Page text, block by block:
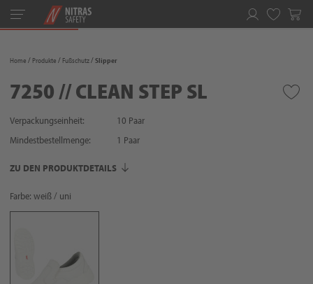
Toggle
navigation
Home Produkte Fußschutz Slipper
7250 // CLEAN STEP SL
Verpackungseinheit:
10 Paar
Mindestbestellmenge:
1 Paar
ZU DEN PRODUKTDETAILS
Farbe: weiß / uni